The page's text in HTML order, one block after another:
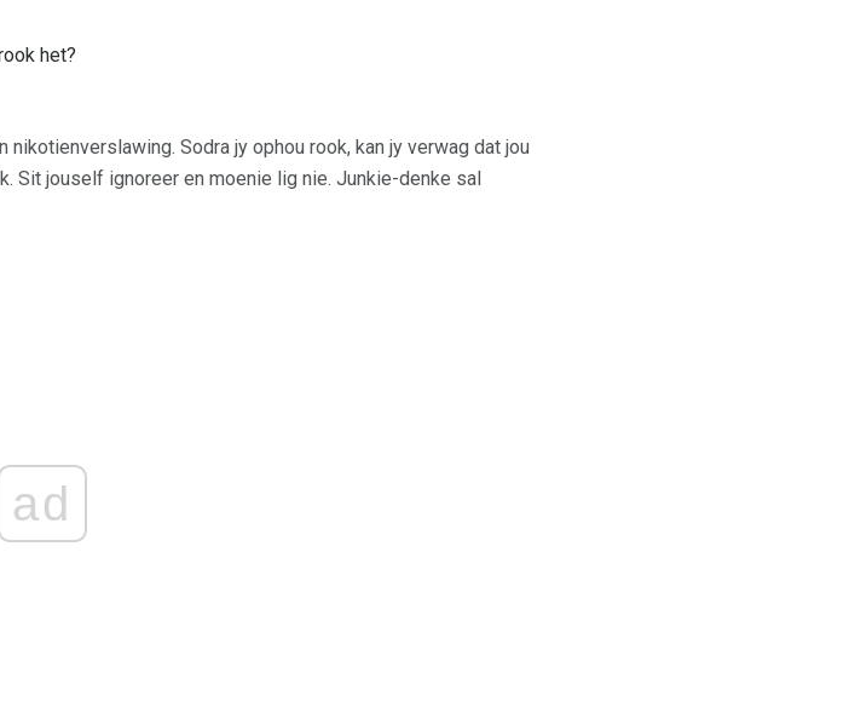
het?
nikotienverslawing. Sodra jy ophou rook, kan jy verwag dat jou
Sit jouself ignoreer en moenie lig nie. Junkie-denke sal
ad